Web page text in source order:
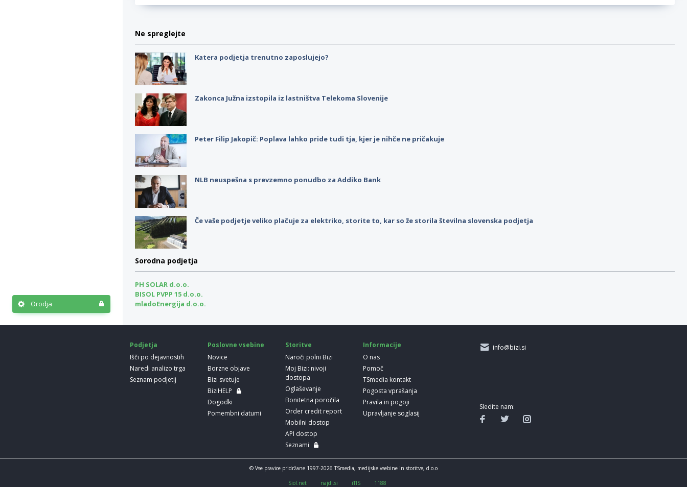
Orodja
Ne spreglejte
Katera podjetja trenutno zaposlujejo?
Zakonca Južna izstopila iz lastništva Telekoma Slovenije
Peter Filip Jakopič: Poplava lahko pride tudi tja, kjer je nihče ne pričakuje
NLB neuspešna s prevzemno ponudbo za Addiko Bank
Če vaše podjetje veliko plačuje za elektriko, storite to, kar so že storila številna slovenska podjetja
Sorodna podjetja
PH SOLAR d.o.o.
BISOL PVPP 15 d.o.o.
mladoEnergija d.o.o.
Podjetja
Išči po dejavnostih
Naredi analizo trga
Seznam podjetij
Poslovne vsebine
Novice
Borzne objave
Bizi svetuje
BiziHELP
Dogodki
Pomembni datumi
Storitve
Naroči polni Bizi
Moj Bizi: nivoji
dostopa
Oglaševanje
Bonitetna poročila
Order credit report
Mobilni dostop
API dostop
Seznami
Informacije
O nas
Pomoč
TSmedia kontakt
Pogosta vprašanja
Pravila in pogoji
Upravljanje soglasij
info@bizi.si
Sledite nam:
© Vse pravice pridržane 1997-2026 TSmedia, medijske vsebine in storitve, d.o.o
Siol.net najdi.si iTIS 1188